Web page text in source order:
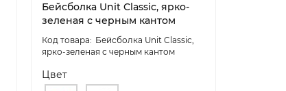
Бейсболка Unit Classic, ярко-
зеленая с черным кантом
Бейсболка Unit Classic,
ярко-зеленая с черным кантом
Цвет